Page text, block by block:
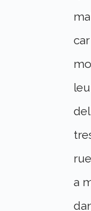
a